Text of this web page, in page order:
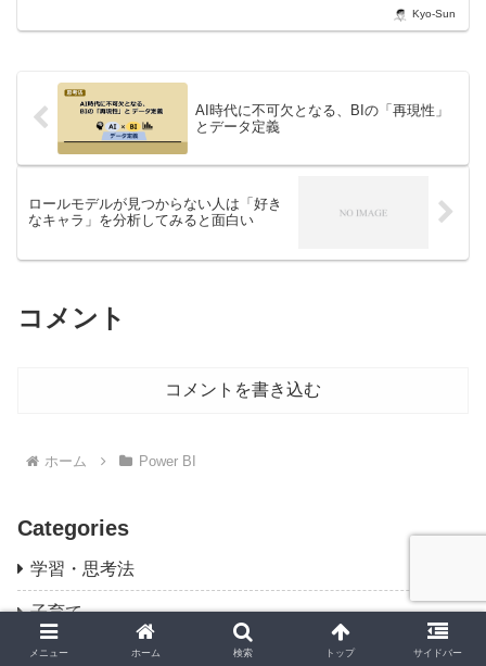
DAXメジャーの定義・複合グラフの作成
まで、初級者向けにステップごとに説明
Kyo-Sun
AI時代に不可欠となる、BIの「再現性」
とデータ定義
ロールモデルが見つからない人は「好き
なキャラ」を分析してみると面白い
コメント
コメントを書き込む
ホーム Power BI
Categories
学習・思考法
子育て
Power BI
メニュー ホーム 検索 トップ サイドバー